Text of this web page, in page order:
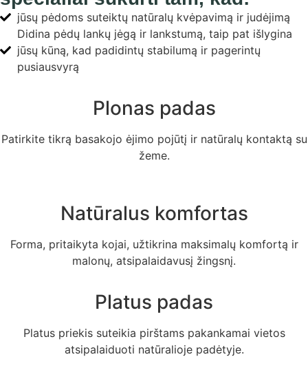
jūsų pėdoms suteiktų natūralų kvėpavimą ir judėjimą
Didina pėdų lankų jėgą ir lankstumą, taip pat išlygina
jūsų kūną, kad padidintų stabilumą ir pagerintų
pusiausvyrą
Plonas padas
Patirkite tikrą basakojo ėjimo pojūtį ir natūralų kontaktą su
žeme.
Natūralus komfortas
Forma, pritaikyta kojai, užtikrina maksimalų komfortą ir
malonų, atsipalaidavusį žingsnį.
Platus padas
Platus priekis suteikia pirštams pakankamai vietos
atsipalaiduoti natūralioje padėtyje.